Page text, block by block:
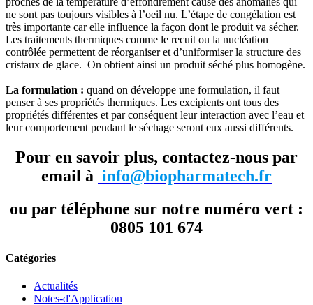
ne sont pas toujours visibles à l’oeil nu. L’étape de congélation est
très importante car elle influence la façon dont le produit va sécher.
Les traitements thermiques comme le recuit ou la nucléation
contrôlée permettent de réorganiser et d’uniformiser la structure des
cristaux de glace. On obtient ainsi un produit séché plus homogène.
La formulation : quand on développe une formulation, il faut
penser à ses propriétés thermiques. Les excipients ont tous des
propriétés différentes et par conséquent leur interaction avec l’eau et
leur comportement pendant le séchage seront eux aussi différents.
Pour en savoir plus, contactez-nous par
email à info@biopharmatech.fr
ou par téléphone sur notre numéro vert :
0805 101 674
Catégories
Actualités
Notes-d'Application